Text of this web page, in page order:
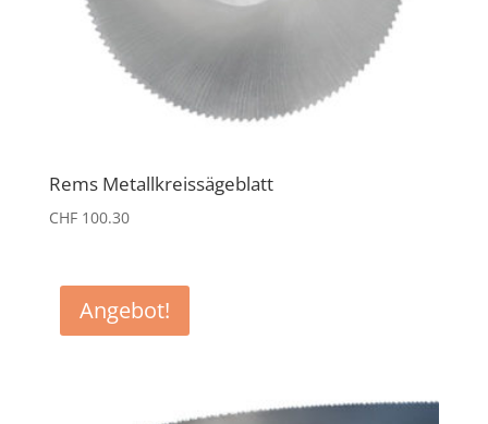
Rems Metallkreissägeblatt
CHF100.30
Angebot!